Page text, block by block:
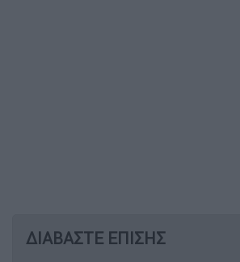
ΔΙΑΒΑΣΤΕ ΕΠΙΣΗΣ